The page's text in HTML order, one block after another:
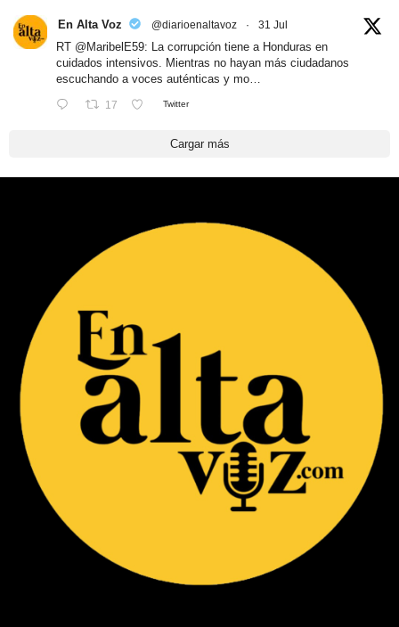
En Alta Voz @diarioenaltavoz · 31 Jul
RT @MaribelE59: La corrupción tiene a Honduras en
cuidados intensivos. Mientras no hayan más ciudadanos
escuchando a voces auténticas y mo…
17 Twitter
Cargar más